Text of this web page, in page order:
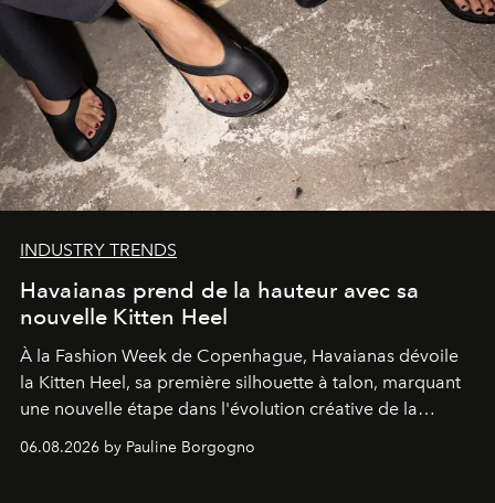
INDUSTRY TRENDS
Havaianas prend de la hauteur avec sa
nouvelle Kitten Heel
À la Fashion Week de Copenhague, Havaianas dévoile
la Kitten Heel, sa première silhouette à talon, marquant
une nouvelle étape dans l'évolution créative de la
06.08.2026 by Pauline Borgogno